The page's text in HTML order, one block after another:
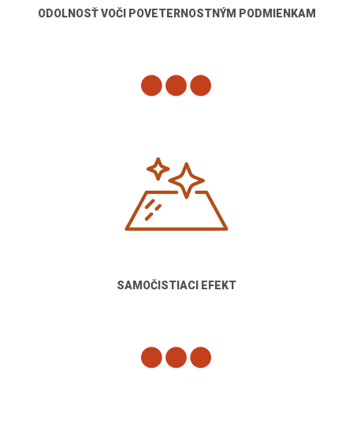
ODOLNOSŤ VOČI POVETERNOSTNÝM PODMIENKAM
SAMOČISTIACI EFEKT